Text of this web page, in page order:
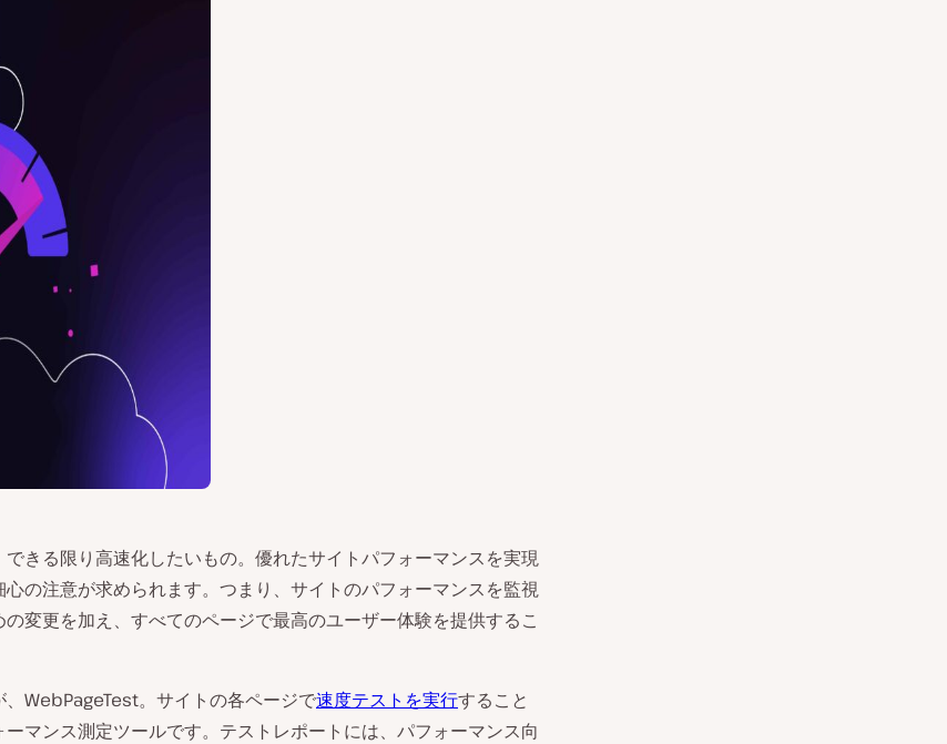
できる限り高速化したいもの。優れたサイトパフォーマンスを実現
の注意が求められます。つまり、サイトのパフォーマンスを監視
の変更を加え、すべてのページで最高のユーザー体験を提供するこ
、WebPageTest。サイトの各ページで速度テストを実行すること
マンス測定ツールです。テストレポートには、パフォーマンス向